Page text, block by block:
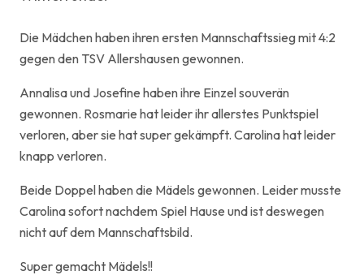
Die Mädchen haben ihren ersten Mannschaftssieg mit 4:2
gegen den TSV Allershausen gewonnen.
Annalisa und Josefine haben ihre Einzel souverän
gewonnen. Rosmarie hat leider ihr allerstes Punktspiel
verloren, aber sie hat super gekämpft. Carolina hat leider
knapp verloren.
Beide Doppel haben die Mädels gewonnen. Leider musste
Carolina sofort nachdem Spiel Hause und ist deswegen
nicht auf dem Mannschaftsbild.
Super gemacht Mädels!!